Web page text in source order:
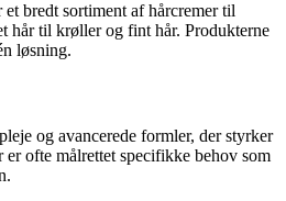
bredt sortiment af hårcremer til
hår til krøller og fint hår. Produkterne
løsning.
og avancerede formler, der styrker
er ofte målrettet specifikke behov som